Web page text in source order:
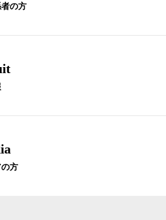
の方
の方